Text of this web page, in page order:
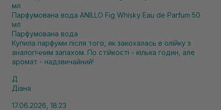
Парфумована вода ANILLO Fig Whisky Eau de Parfum 50
мл
Парфумована вода
Купила парфуми після того, як закохалась в олійку з
аналогічним запахом. По стійкості - кілька годин, але
аромат - надзвичайний!
Д
Діана
17.06.2026, 18:23